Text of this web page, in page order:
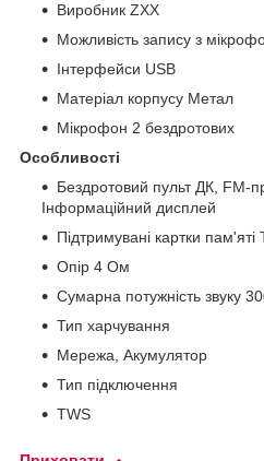
Виробник ZXX
Можливість запису з
Інтерфейси USB
Матеріал корпусу Метал
Мікрофон 2 бездротових
Особливості
Бездротовий пульт ДК, FM-
Інформаційний дисплей
Підтримувані картки
Опір 4 Ом
Сумарна потужність звуку
Тип харчування
Мережа, Акумулятор
Тип підключення
TWS